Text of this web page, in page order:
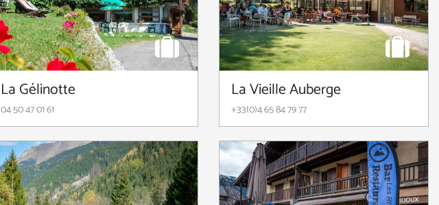
La Gélinotte
04 50 47 01 61
La Vieille Auberge
+33(0)4 65 84 79 77